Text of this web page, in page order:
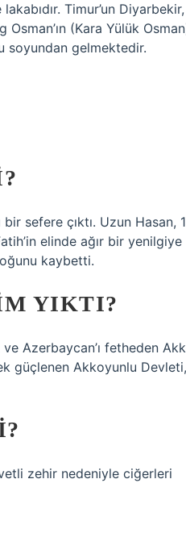
Timur’un
(Kara Yülük
soyundan gelmektedir.
sefere çıktı. Uzun Hasan,
elinde ağır bir yenilgiye
kaybetti.
YIKTI?
Azerbaycan’ı fetheden
güçlenen Akkoyunlu Devleti,
zehir nedeniyle ciğerleri